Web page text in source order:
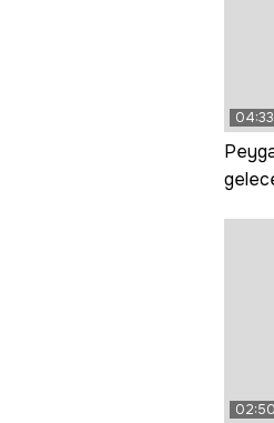
04:33
02:50